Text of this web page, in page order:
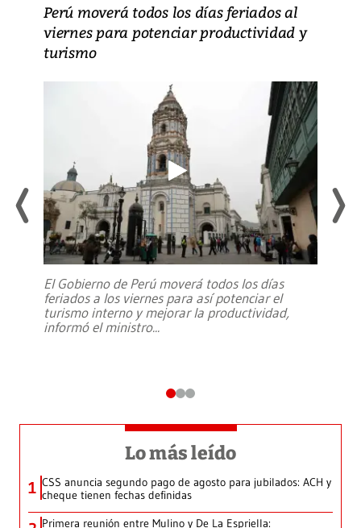
Perú moverá todos los días feriados al
viernes para potenciar productividad y
turismo
El Gobierno de Perú moverá todos los días
feriados a los viernes para así potenciar el
turismo interno y mejorar la productividad,
informó el ministro...
Lo más leído
1 CSS anuncia segundo pago de agosto para jubilados: ACH y
cheque tienen fechas definidas
Primera reunión entre Mulino y De La Espriella: